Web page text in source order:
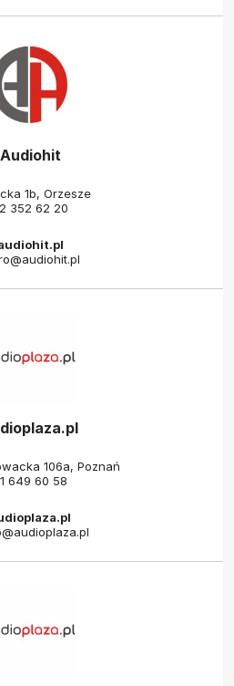
Audiohit
1b, Orzesze
352 62 20
106a, Poznań
649 60 58